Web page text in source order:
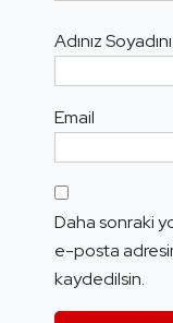
Adınız
Email
Daha sonraki
e-posta
kaydedilsin.